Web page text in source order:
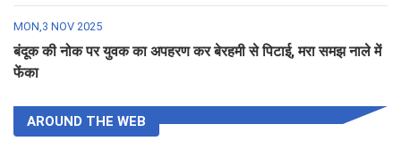
MON,3 NOV 2025
बंदूक की नोक पर युवक का अपहरण कर बेरहमी से पिटाई, मरा समझ नाले में
फेंका
AROUND THE WEB